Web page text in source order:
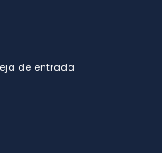
de entrada